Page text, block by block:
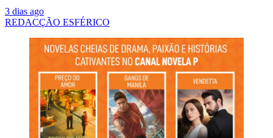
3 dias ago
REDACÇÃO ESFÉRICO